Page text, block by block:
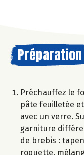
Préparation
Préchauffez le
pâte feuilletée
avec un verre.
garniture
de brebis :
roquette,